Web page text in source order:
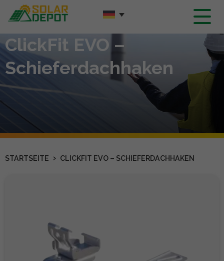
Hauptinhalt
ClickFit EVO –
Schieferdachhaken
STARTSEITE › CLICKFIT EVO – SCHIEFERDACHHAKEN